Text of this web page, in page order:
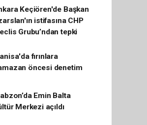
Keçiören'de Başkan
istifasına CHP
Grubu’ndan tepki
fırınlara
öncesi denetim
Emin Balta
Merkezi açıldı